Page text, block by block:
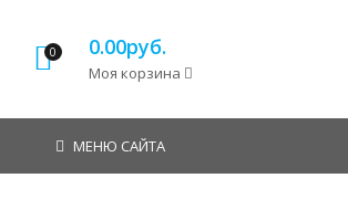
0 0.00руб.
Моя корзина
МЕНЮ САЙТА